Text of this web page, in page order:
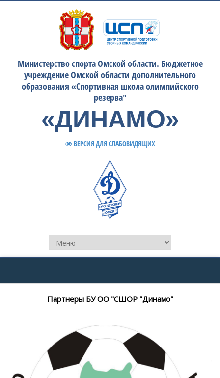
Министерство спорта Омской области. Бюджетное
учреждение Омской области дополнительного
образования «Спортивная школа олимпийского
резерва"
«ДИНАМО»
ВЕРСИЯ ДЛЯ СЛАБОВИДЯЩИХ
Партнеры БУ ОО "СШОР "Динамо"